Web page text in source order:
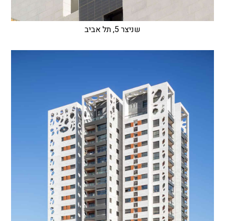
שניצר 5, תל אביב